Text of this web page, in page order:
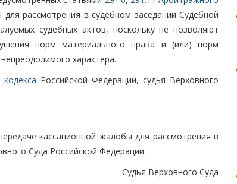
рассмотрения в судебном заседании Судебной
судебных актов, поскольку не позволяют
норм материального права и (или) норм
характера.
Российской Федерации, судья Верховного
кассационной жалобы для рассмотрения в
Суда Российской Федерации.
Судья Верховного Суда